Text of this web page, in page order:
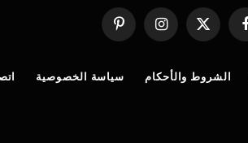
فيسبوك
X
(Twitter)
الانستغرامبينتيريست
الشروط والأحكام سياسة الخصوصية